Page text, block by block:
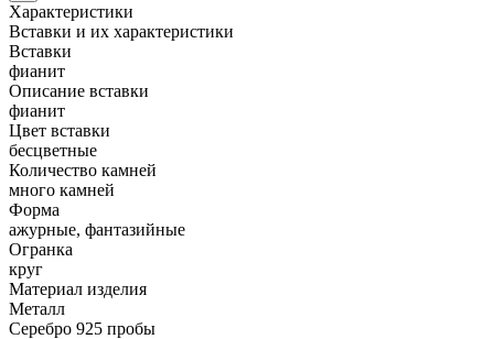
Характеристики
Вставки и их характеристики
Вставки
фианит
Описание вставки
фианит
Цвет вставки
бесцветные
Количество камней
много камней
Форма
ажурные, фантазийные
Огранка
круг
Материал изделия
Металл
Серебро 925 пробы